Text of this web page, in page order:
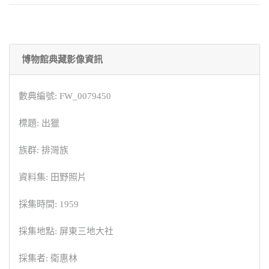
博物館典藏影像資訊
數典編號: FW_0079450
標題: 出獵
族群: 排灣族
資料集: 田野照片
採集時間: 1959
採集地點: 屏東三地大社
採集者: 衛惠林